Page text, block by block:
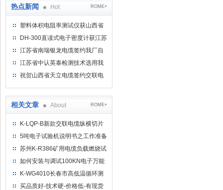
热点新闻 Hot ROME+
塑料体积电阻率测试仪获山西省
水利机械厂选用
DH-300直读式电子密度计获江苏
省苏州市安信塑业选用
江苏省南瑞银龙电缆签约我厂自
然换气老化箱等电缆检测设备
江苏省中认英泰检测技术选用我
厂自然换气老化试验箱
祝贺山西省天立电缆签约交联电
相关文章 About ROME+
K-LQP-B新款交联电缆纵横切片
机的使用说明
5吨电子试验机说明书之工作准备
苏州K-R386矿用电缆负载燃烧试
验机价格
如何安装与调试100KN电子万能
试验机
K-WG4010长春市高低温循环测
试箱故障维修
买品质好-技术硬-价格低-有现货